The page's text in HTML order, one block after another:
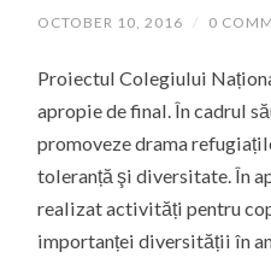
OCTOBER 10, 2016 / 0
Proiectul Colegiului
apropie de final. În cadrul
promoveze drama
toleranță şi diversitate. În
realizat activități pentru
importanței diversității în